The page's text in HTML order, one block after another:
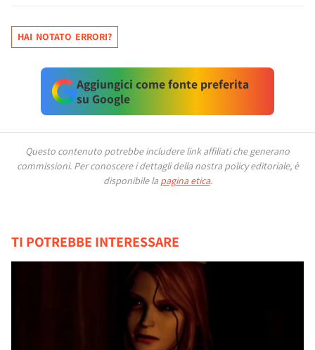
HAI NOTATO ERRORI?
Aggiungici come fonte preferita
su Google
Questo contenuto potrebbe includere link affiliati che generano
commissioni. Per conoscere i dettagli della nostra policy editoriale, è
disponibile la pagina etica.
TI POTREBBE INTERESSARE